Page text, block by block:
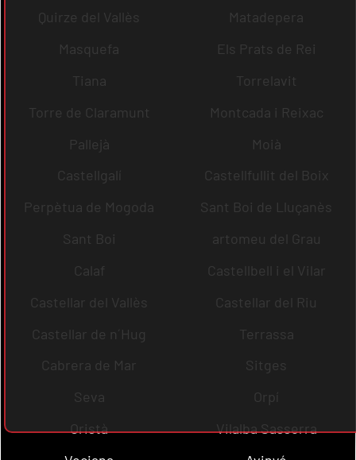
Quirze del Vallès
Matadepera
Masquefa
Els Prats de Rei
Tiana
Torrelavit
Torre de Claramunt
Montcada i Reixac
Pallejà
Moià
Castellgalí
Castellfullit del Boix
Perpètua de Mogoda
Sant Boi de Lluçanès
Sant Boi
artomeu del Grau
Calaf
Castellbell i el Vilar
Castellar del Vallès
Castellar del Riu
Castellar de n´Hug
Terrassa
Cabrera de Mar
Sitges
Seva
Orpí
Oristà
Vilalba Sasserra